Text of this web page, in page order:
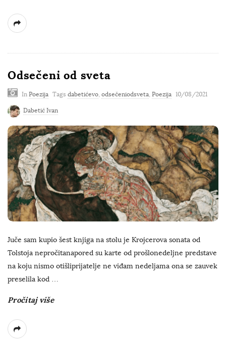
Odsečeni od sveta
In Poezija Tags dabetićevo, odsečeniodsveta, Poezija 10/08/2021
Dabetić Ivan
Juče sam kupio šest knjiga na stolu je Krojcerova sonata od
Tolstoja nepročitanapored su karte od prošlonedeljne predstave
na koju nismo otišliprijatelje ne viđam nedeljama ona se zauvek
preselila kod …
Pročitaj više